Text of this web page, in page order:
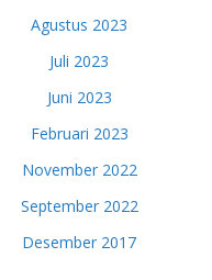
Agustus 2023
Juli 2023
Juni 2023
Februari 2023
November 2022
September 2022
Desember 2017